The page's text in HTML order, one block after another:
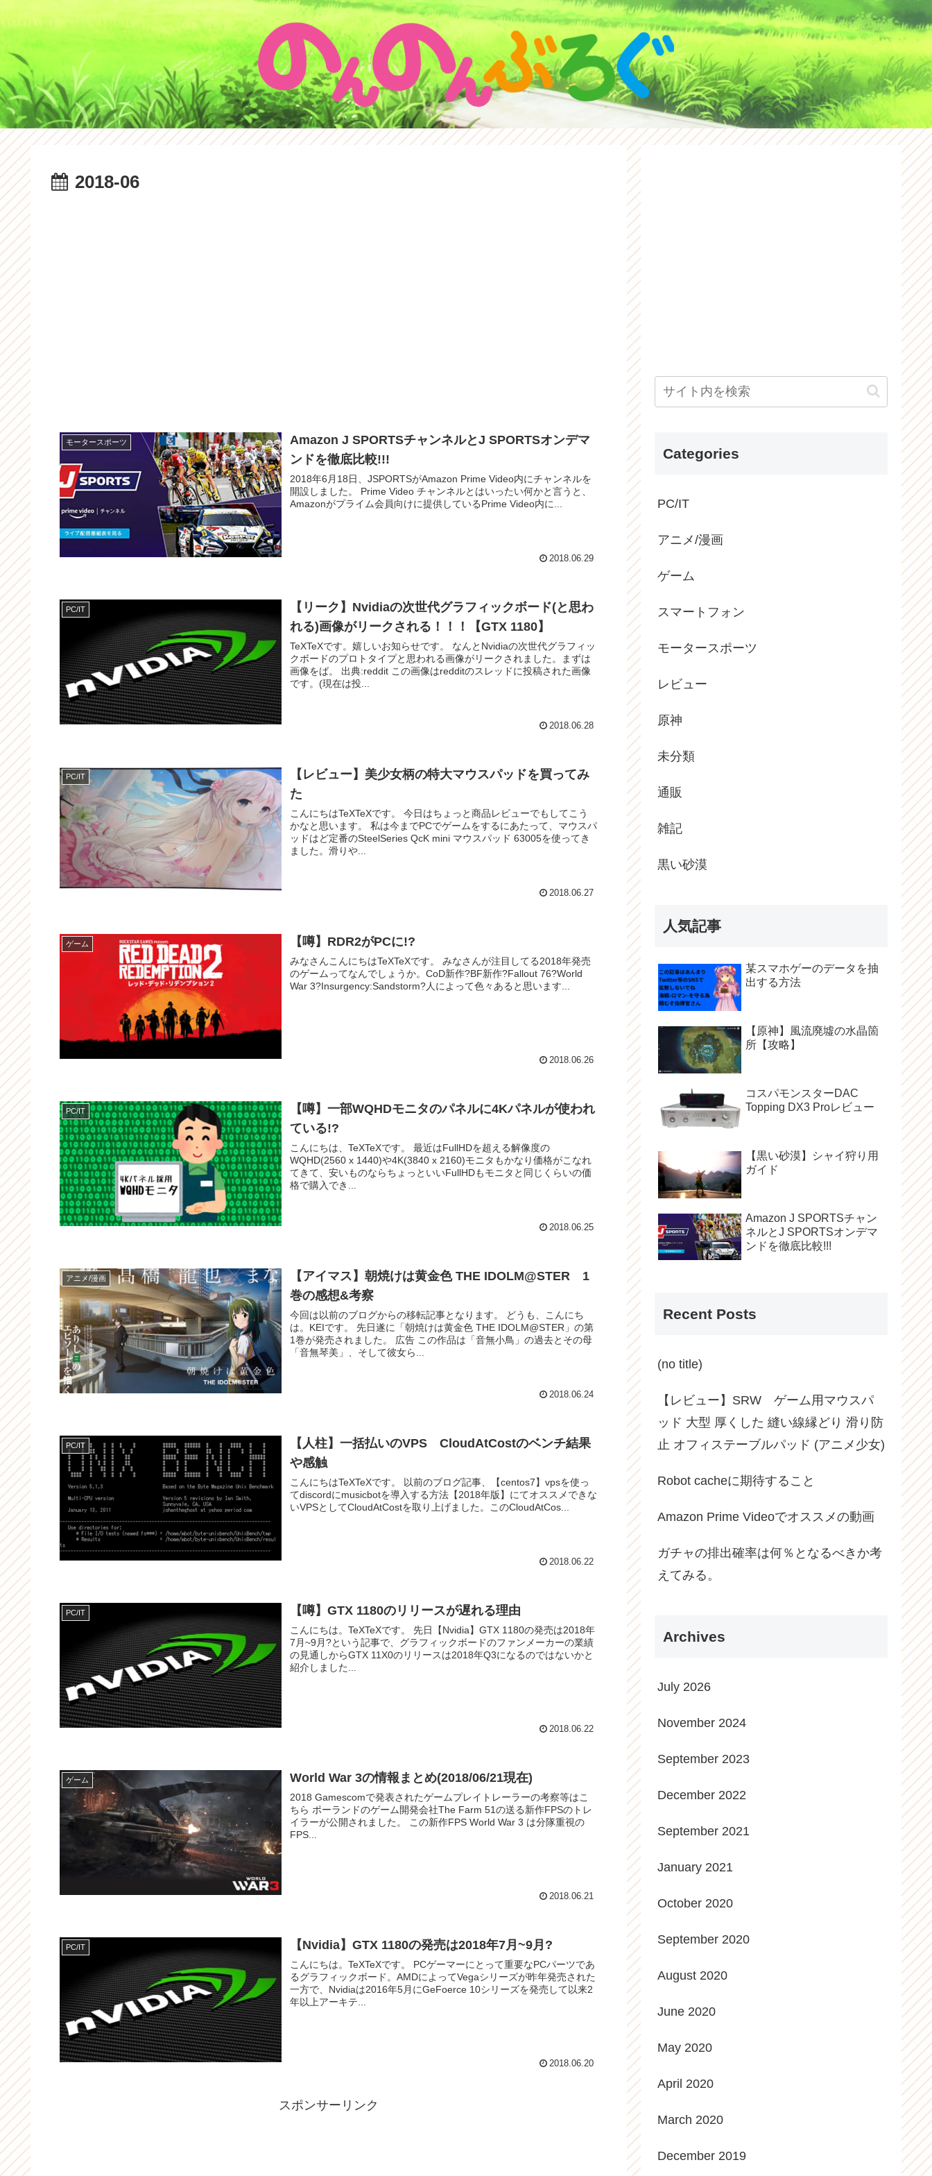
2018-06
モータースポーツ
Amazon J SPORTSチャンネルとJ SPORTSオンデマ
ンドを徹底比較!!!
2018年6月18日、JSPORTSがAmazon Prime Video内にチャンネルを
開設しました。 Prime Video チャンネルとはいったい何かと言うと、
Amazonがプライム会員向けに提供しているPrime Video内に...
2018.06.29
PC/IT
【リーク】Nvidiaの次世代グラフィックボード(と思わ
れる)画像がリークされる！！！【GTX 1180】
TeXTeXです。嬉しいお知らせです。 なんとNvidiaの次世代グラフィッ
クボードのプロトタイプと思われる画像がリークされました。まずは
画像をば。 出典:reddit この画像はredditのスレッドに投稿された画像
です。(現在は投...
2018.06.28
PC/IT
【レビュー】美少女柄の特大マウスパッドを買ってみ
た
こんにちはTeXTeXです。 今日はちょっと商品レビューでもしてこう
かなと思います。 私は今までPCでゲームをするにあたって、マウスパ
ッドはど定番のSteelSeries QcK mini マウスパッド 63005を使ってき
ました。滑りや...
2018.06.27
ゲーム 【噂】RDR2がPCに!?
みなさんこんにちはTeXTeXです。 みなさんが注目してる2018年発売
のゲームってなんでしょうか。CoD新作?BF新作?Fallout 76?World
War 3?Insurgency:Sandstorm?人によって色々あると思います...
2018.06.26
PC/IT
【噂】一部WQHDモニタのパネルに4Kパネルが使われ
ている!?
こんにちは、TeXTeXです。 最近はFullHDを超える解像度の
WQHD(2560 x 1440)や4K(3840 x 2160)モニタもかなり価格がこなれ
てきて、安いものならちょっといいFullHDもモニタと同じくらいの価
格で購入でき...
2018.06.25
アニメ/漫画
【アイマス】朝焼けは黄金色 THE IDOLM@STER 1
巻の感想&考察
今回は以前のブログからの移転記事となります。 どうも、こんにち
は。KEIです。 先日遂に「朝焼けは黄金色 THE IDOLM@STER」の第
1巻が発売されました。 広告 この作品は「音無小鳥」の過去とその母
「音無琴美」、そして彼女ら...
2018.06.24
PC/IT
【人柱】一括払いのVPS CloudAtCostのベンチ結果
や感触
こんにちはTeXTeXです。 以前のブログ記事、【centos7】vpsを使っ
てdiscordにmusicbotを導入する方法【2018年版】にてオススメできな
いVPSとしてCloudAtCostを取り上げました。このCloudAtCos...
2018.06.22
PC/IT 【噂】GTX 1180のリリースが遅れる理由
こんにちは。TeXTeXです。 先日【Nvidia】GTX 1180の発売は2018年
7月~9月?という記事で、グラフィックボードのファンメーカーの業績
の見通しからGTX 11X0のリリースは2018年Q3になるのではないかと
紹介しました...
2018.06.22
ゲーム World War 3の情報まとめ(2018/06/21現在)
2018 Gamescomで発表されたゲームプレイトレーラーの考察等はこ
ちら ポーランドのゲーム開発会社The Farm 51の送る新作FPSのトレ
イラーが公開されました。 この新作FPS World War 3 は分隊重視の
FPS...
2018.06.21
PC/IT 【Nvidia】GTX 1180の発売は2018年7月~9月?
こんにちは。TeXTeXです。 PCゲーマーにとって重要なPCパーツであ
るグラフィックボード。AMDによってVegaシリーズが昨年発売された
一方で、Nvidiaは2016年5月にGeFoerce 10シリーズを発売して以来2
年以上アーキテ...
2018.06.20
スポンサーリンク
Categories
PC/IT
アニメ/漫画
ゲーム
スマートフォン
モータースポーツ
レビュー
原神
未分類
通販
雑記
黒い砂漠
人気記事
某スマホゲーのデータを抽
出する方法
【原神】風流廃墟の水晶箇
所【攻略】
コスパモンスターDAC
Topping DX3 Proレビュー
【黒い砂漠】シャイ狩り用
ガイド
Amazon J SPORTSチャン
ネルとJ SPORTSオンデマ
ンドを徹底比較!!!
Recent Posts
(no title)
【レビュー】SRW ゲーム用マウスパ
ッド 大型 厚くした 縫い線縁どり 滑り防
止 オフィステーブルパッド (アニメ少女)
Robot cacheに期待すること
Amazon Prime Videoでオススメの動画
ガチャの排出確率は何％となるべきか考
えてみる。
Archives
July 2026
November 2024
September 2023
December 2022
September 2021
January 2021
October 2020
September 2020
August 2020
June 2020
May 2020
April 2020
March 2020
December 2019